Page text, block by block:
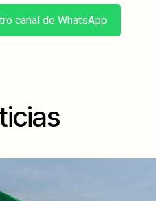
canal de WhatsApp